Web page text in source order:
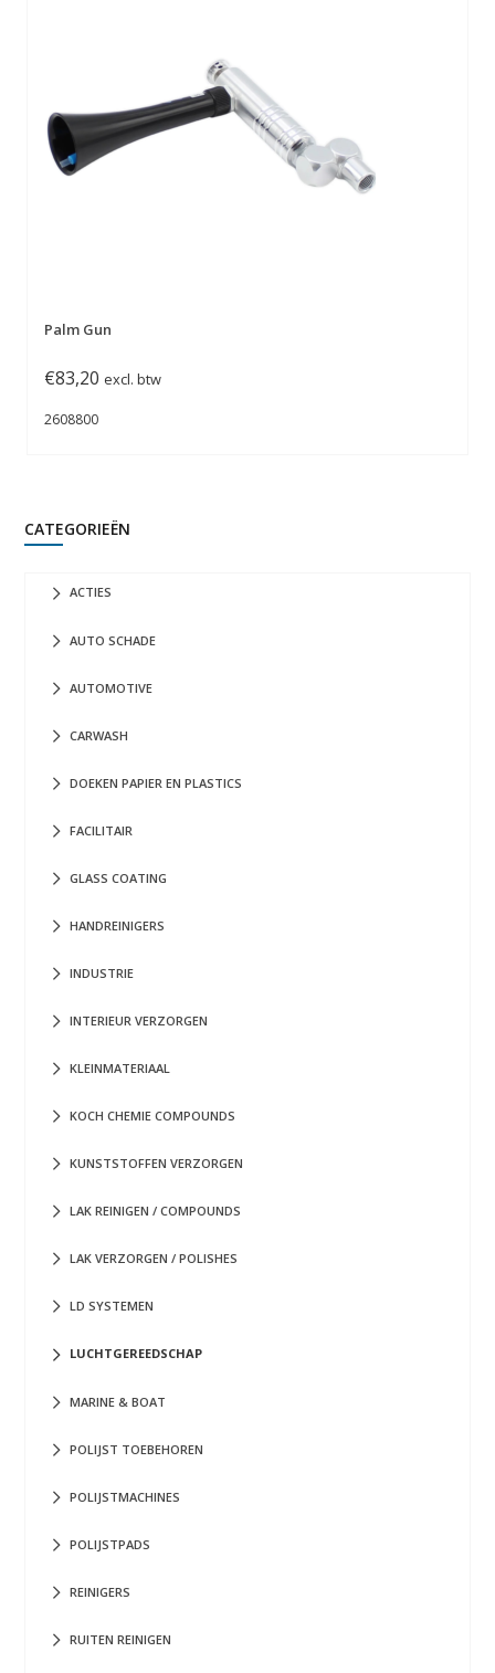
CATEGORIEËN
ACTIES
AUTO SCHADE
AUTOMOTIVE
CARWASH
DOEKEN PAPIER EN PLASTICS
FACILITAIR
GLASS COATING
HANDREINIGERS
INDUSTRIE
INTERIEUR VERZORGEN
KLEINMATERIAAL
KOCH CHEMIE COMPOUNDS
KUNSTSTOFFEN VERZORGEN
LAK REINIGEN / COMPOUNDS
LAK VERZORGEN / POLISHES
LD SYSTEMEN
LUCHTGEREEDSCHAP
MARINE & BOAT
POLIJST TOEBEHOREN
POLIJSTMACHINES
POLIJSTPADS
REINIGERS
RUITEN REINIGEN
Palm Gun
€83,20 excl. btw
2608800